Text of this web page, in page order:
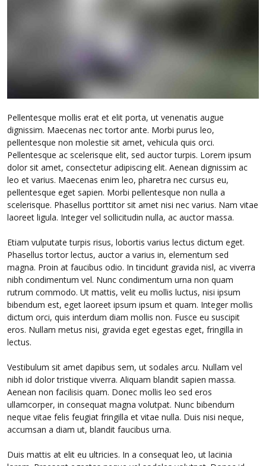
Pellentesque mollis erat et elit porta, ut venenatis augue
dignissim. Maecenas nec tortor ante. Morbi purus leo,
pellentesque non molestie sit amet, vehicula quis orci.
Pellentesque ac scelerisque elit, sed auctor turpis. Lorem ipsum
dolor sit amet, consectetur adipiscing elit. Aenean dignissim ac
leo et varius. Maecenas enim leo, pharetra nec cursus eu,
pellentesque eget sapien. Morbi pellentesque non nulla a
scelerisque. Phasellus porttitor sit amet nisi nec varius. Nam vitae
laoreet ligula. Integer vel sollicitudin nulla, ac auctor massa.
Etiam vulputate turpis risus, lobortis varius lectus dictum eget.
Phasellus tortor lectus, auctor a varius in, elementum sed
magna. Proin at faucibus odio. In tincidunt gravida nisl, ac viverra
nibh condimentum vel. Nunc condimentum urna non quam
rutrum commodo. Ut mattis, velit eu mollis luctus, nisi ipsum
bibendum est, eget laoreet ipsum ipsum et quam. Integer mollis
dictum orci, quis interdum diam mollis non. Fusce eu suscipit
eros. Nullam metus nisi, gravida eget egestas eget, fringilla in
lectus.
Vestibulum sit amet dapibus sem, ut sodales arcu. Nullam vel
nibh id dolor tristique viverra. Aliquam blandit sapien massa.
Aenean non facilisis quam. Donec mollis leo sed eros
ullamcorper, in consequat magna volutpat. Nunc bibendum
neque vitae felis feugiat fringilla et vitae nulla. Duis nisi neque,
accumsan a diam ut, blandit faucibus urna.
Duis mattis at elit eu ultricies. In a consequat leo, ut lacinia